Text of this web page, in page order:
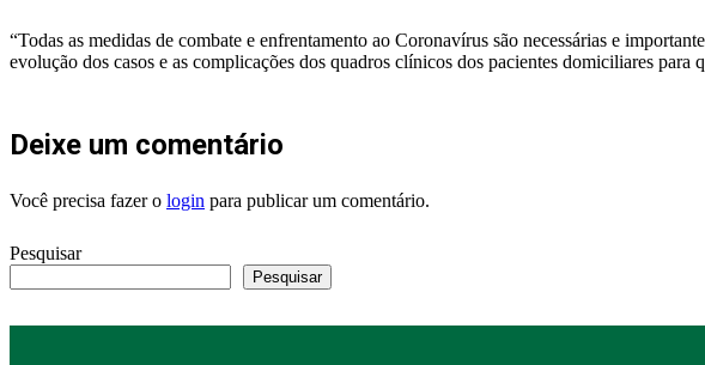
“Todas as medidas de combate e enfrentamento ao Coronavírus são necessárias e
evolução dos casos e as complicações dos quadros clínicos dos pacientes domiciliares
Deixe um comentário
Você precisa fazer o login para publicar um comentário.
Pesquisar
Pesquisar